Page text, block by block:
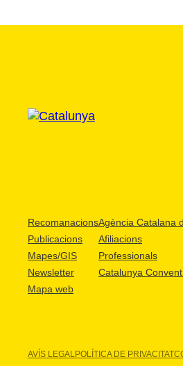
Recomanacions
Publicacions
Mapes/GIS
Newsletter
Mapa web
Agència Catalana
Afiliacions
Professionals
Catalunya
AVÍS LEGALPOLÍTICA DE PRIVACITAT